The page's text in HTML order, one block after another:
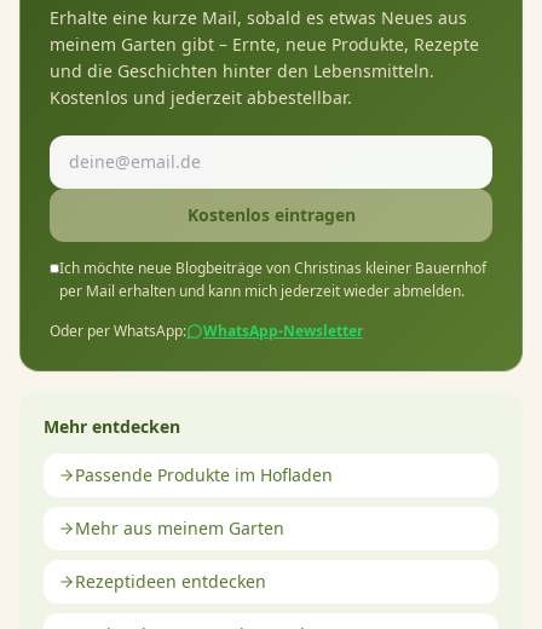
Erhalte eine kurze Mail, sobald es etwas Neues aus
meinem Garten gibt – Ernte, neue Produkte, Rezepte
und die Geschichten hinter den Lebensmitteln.
Kostenlos und jederzeit abbestellbar.
Kostenlos eintragen
Ich möchte neue Blogbeiträge von Christinas kleiner Bauernhof
per Mail erhalten und kann mich jederzeit wieder abmelden.
Oder per WhatsApp:
WhatsApp-Newsletter
Mehr entdecken
Passende Produkte im Hofladen
Mehr aus meinem Garten
Rezeptideen entdecken